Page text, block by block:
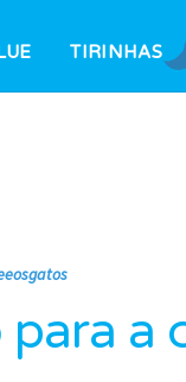
TIRINHAS
a